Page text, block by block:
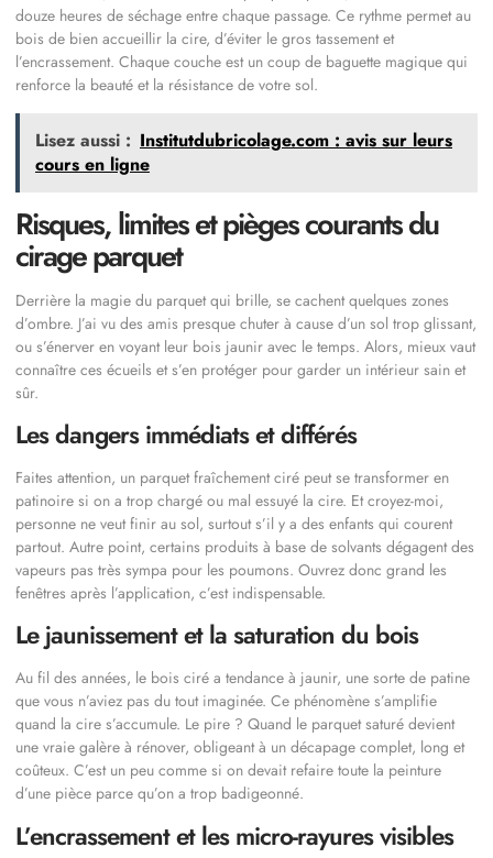
douze heures de séchage entre chaque passage. Ce rythme permet au
bois de bien accueillir la cire, d’éviter le gros tassement et
l’encrassement. Chaque couche est un coup de baguette magique qui
renforce la beauté et la résistance de votre sol.
Lisez aussi : Institutdubricolage.com : avis sur leurs
cours en ligne
Risques, limites et pièges courants du
cirage parquet
Derrière la magie du parquet qui brille, se cachent quelques zones
d’ombre. J’ai vu des amis presque chuter à cause d’un sol trop glissant,
ou s’énerver en voyant leur bois jaunir avec le temps. Alors, mieux vaut
connaître ces écueils et s’en protéger pour garder un intérieur sain et
sûr.
Les dangers immédiats et différés
Faites attention, un parquet fraîchement ciré peut se transformer en
patinoire si on a trop chargé ou mal essuyé la cire. Et croyez-moi,
personne ne veut finir au sol, surtout s’il y a des enfants qui courent
partout. Autre point, certains produits à base de solvants dégagent des
vapeurs pas très sympa pour les poumons. Ouvrez donc grand les
fenêtres après l’application, c’est indispensable.
Le jaunissement et la saturation du bois
Au fil des années, le bois ciré a tendance à jaunir, une sorte de patine
que vous n’aviez pas du tout imaginée. Ce phénomène s’amplifie
quand la cire s’accumule. Le pire ? Quand le parquet saturé devient
une vraie galère à rénover, obligeant à un décapage complet, long et
coûteux. C’est un peu comme si on devait refaire toute la peinture
d’une pièce parce qu’on a trop badigeonné.
L’encrassement et les micro-rayures visibles